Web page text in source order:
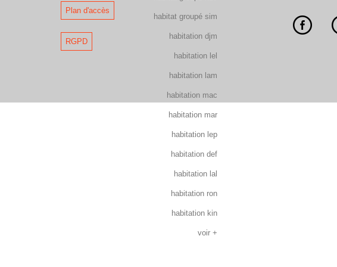
habitat groupé sim
habitation djm
habitation lel
habitation lam
habitation mac
habitation mar
habitation lep
habitation def
habitation lal
habitation ron
habitation kin
voir +
Plan d'accès
RGPD